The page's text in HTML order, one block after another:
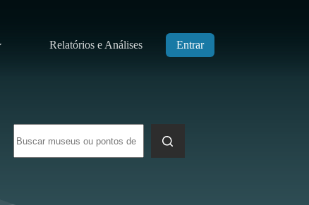
Relatórios e Análises Entrar
resultados